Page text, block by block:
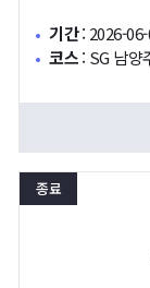
기간: 2026-
코스: SG 남양
종료